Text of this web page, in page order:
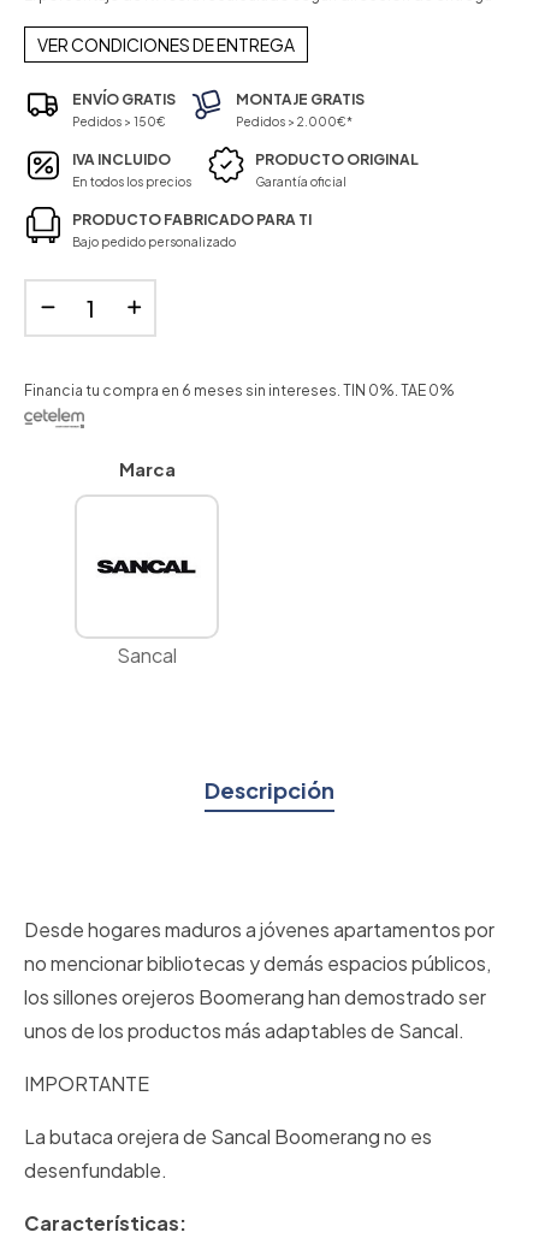
VER CONDICIONES DE ENTREGA
ENVÍO GRATIS
Pedidos > 150€
MONTAJE GRATIS
Pedidos > 2.000€*
IVA INCLUIDO
En todos los precios
PRODUCTO ORIGINAL
Garantía oficial
PRODUCTO FABRICADO PARA TI
Bajo pedido personalizado
Financia tu compra en 6 meses sin intereses. TIN 0%. TAE 0%
Marca
Sancal
Descripción
Desde hogares maduros a jóvenes apartamentos por
no mencionar bibliotecas y demás espacios públicos,
los sillones orejeros Boomerang han demostrado ser
unos de los productos más adaptables de Sancal.
IMPORTANTE
La butaca orejera de Sancal Boomerang no es
desenfundable.
Características: